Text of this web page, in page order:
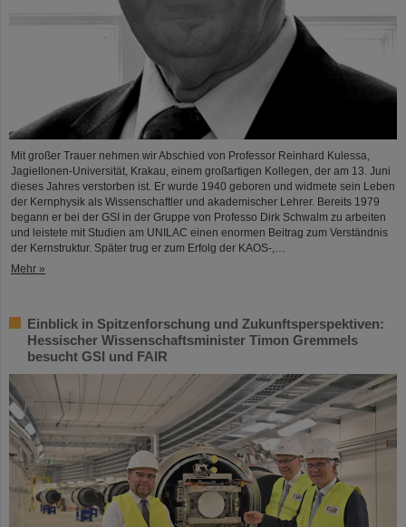
Mit großer Trauer nehmen wir Abschied von Professor Reinhard Kulessa,
Jagiellonen-Universität, Krakau, einem großartigen Kollegen, der am 13. Juni
dieses Jahres verstorben ist. Er wurde 1940 geboren und widmete sein Leben
der Kernphysik als Wissenschaftler und akademischer Lehrer. Bereits 1979
begann er bei der GSI in der Gruppe von Professo Dirk Schwalm zu arbeiten
und leistete mit Studien am UNILAC einen enormen Beitrag zum Verständnis
der Kernstruktur. Später trug er zum Erfolg der KAOS-,…
Mehr »
Einblick in Spitzenforschung und Zukunftsperspektiven:
Hessischer Wissenschaftsminister Timon Gremmels
besucht GSI und FAIR